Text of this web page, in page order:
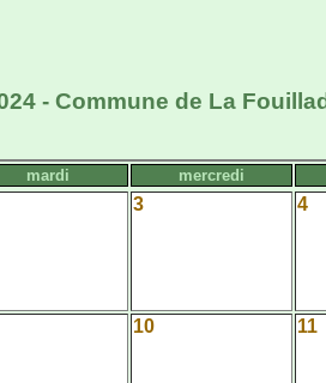
- Commune de La
mardi mercredi
3 4
10 11